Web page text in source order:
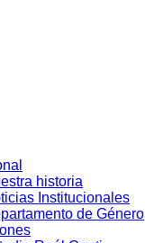
historia
Institucionales
de Género